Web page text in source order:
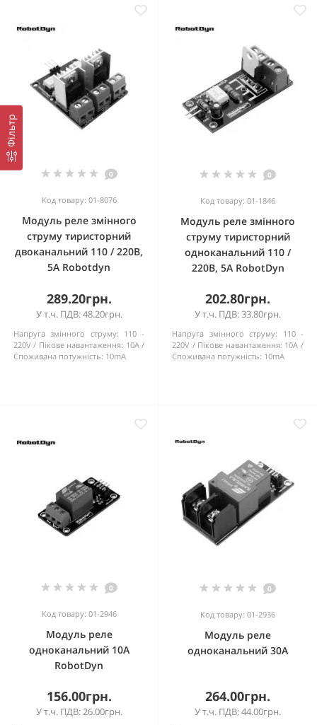
Фільтр
0
Код товару: 01-8076
Модуль реле змінного
струму тиристорний
двоканальний 110 / 220В,
5А Robotdyn
289.20грн.
У т.ч. ПДВ: 48.20грн.
Напруга змінного струму: 110 -
220V
Пікове навантаження: 10A
Споживана потужність: 10mA
0
Код товару: 01-1846
Модуль реле змінного
струму тиристорний
одноканальний 110 /
220В, 5А RobotDyn
202.80грн.
У т.ч. ПДВ: 33.80грн.
Напруга змінного струму:
110 -
220V
Пікове навантаження: 10A
Споживана потужність: 10mA
0
Код товару: 01-2946
Модуль реле
одноканальний 10А
RobotDyn
156.00грн.
У т.ч. ПДВ: 26.00грн.
0
Код товару: 01-2936
Модуль реле
одноканальний 30А
264.00грн.
У т.ч. ПДВ: 44.00грн.